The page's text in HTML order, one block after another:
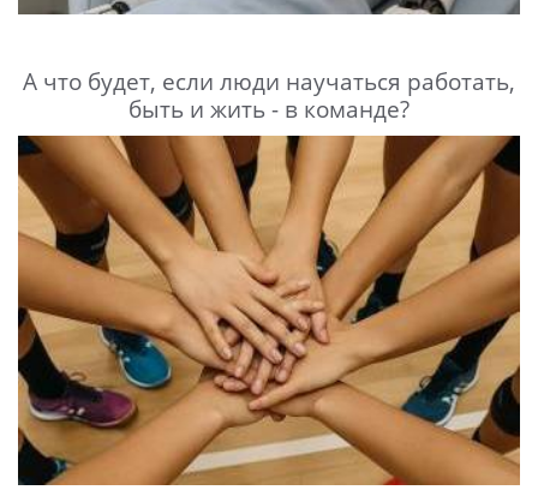
А что будет, если люди научаться работать,
быть и жить - в команде?